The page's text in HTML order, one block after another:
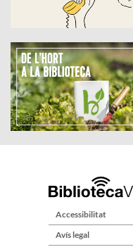
Accessibilitat
Avís legal